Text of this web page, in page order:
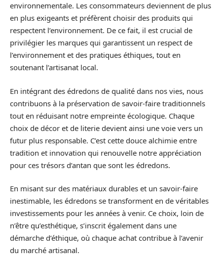
environnementale. Les consommateurs deviennent de plus
en plus exigeants et préfèrent choisir des produits qui
respectent l’environnement. De ce fait, il est crucial de
privilégier les marques qui garantissent un respect de
l’environnement et des pratiques éthiques, tout en
soutenant l’artisanat local.
En intégrant des édredons de qualité dans nos vies, nous
contribuons à la préservation de savoir-faire traditionnels
tout en réduisant notre empreinte écologique. Chaque
choix de décor et de literie devient ainsi une voie vers un
futur plus responsable. C’est cette douce alchimie entre
tradition et innovation qui renouvelle notre appréciation
pour ces trésors d’antan que sont les édredons.
En misant sur des matériaux durables et un savoir-faire
inestimable, les édredons se transforment en de véritables
investissements pour les années à venir. Ce choix, loin de
n’être qu’esthétique, s’inscrit également dans une
démarche d’éthique, où chaque achat contribue à l’avenir
du marché artisanal.